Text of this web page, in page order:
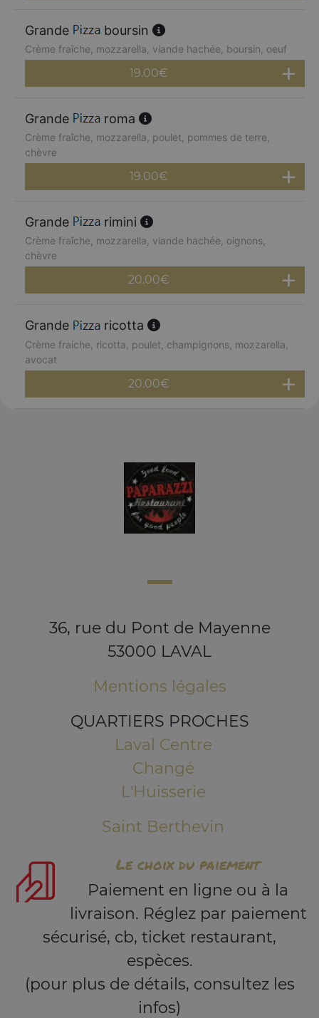
Grande boursin
Crème fraîche, mozzarella, viande hachée, boursin, oeuf
19.00€
Grande roma
Crème fraîche, mozzarella, poulet, pommes de terre,
chèvre
19.00€
Grande rimini
Crème fraîche, mozzarella, viande hachée, oignons,
chèvre
20.00€
Grande ricotta
Crème fraiche, ricotta, poulet, champignons, mozzarella,
avocat
20.00€
36, rue du Pont de Mayenne
53000 LAVAL
Mentions légales
QUARTIERS PROCHES
Laval Centre
Changé
L'Huisserie
Saint Berthevin
Le choix du paiement
Paiement en ligne ou à la
livraison. Réglez par paiement
sécurisé, cb, ticket restaurant,
espèces.
(pour plus de détails, consultez les
infos)